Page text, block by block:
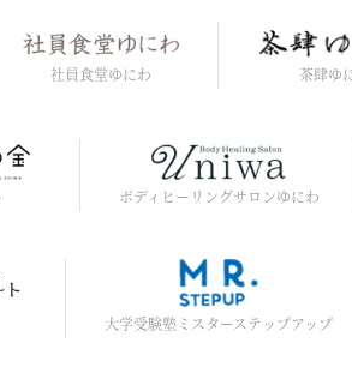
社員食堂ゆにわ 茶肆ゆ
ボディヒーリングサロンゆにわ
大学受験塾ミスターステップアップ